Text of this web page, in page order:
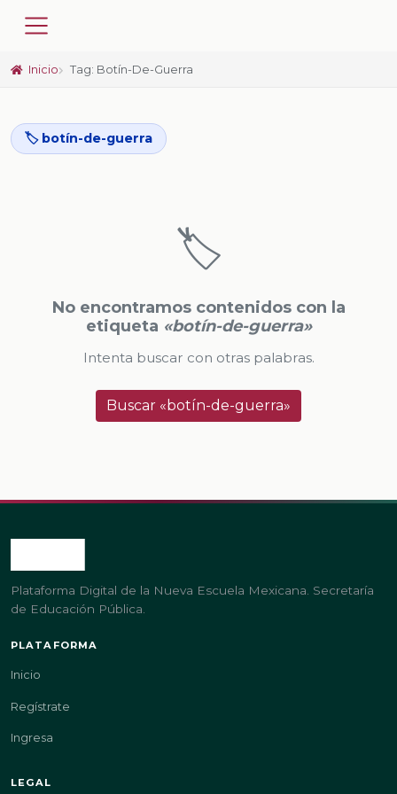
Inicio Tag: Botín-De-Guerra
🏷️ botín-de-guerra
🏷️
No encontramos contenidos con la
etiqueta «botín-de-guerra»
Intenta buscar con otras palabras.
Buscar «botín-de-guerra»
Plataforma Digital de la Nueva Escuela Mexicana. Secretaría
de Educación Pública.
PLATAFORMA
Inicio
Regístrate
Ingresa
LEGAL